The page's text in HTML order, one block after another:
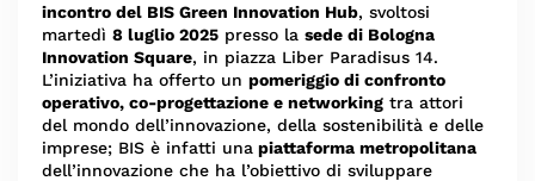
incontro del BIS Green Innovation Hub, svoltosi
martedì 8 luglio 2025 presso la sede di Bologna
Innovation Square, in piazza Liber Paradisus 14.
L’iniziativa ha offerto un pomeriggio di confronto
operativo, co-progettazione e networking tra attori
del mondo dell’innovazione, della sostenibilità e delle
imprese; BIS è infatti una piattaforma metropolitana
dell’innovazione che ha l’obiettivo di sviluppare